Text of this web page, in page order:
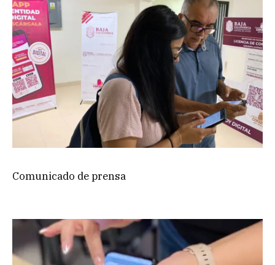
Comunicado de prensa